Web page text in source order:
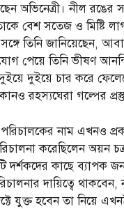
অভিনেত্রী। নীল রঙের
বেশ সতেজ ও মিষ্টি
তিনি জানিয়েছেন,
পেয়ে তিনি ভীষণ
দুইয়ে দুইয়ে চার করে
রহস্যঘেরা গল্পের
নাম এখনও
করেছিলেন অয়ন
দর্শকদের কাছে ব্যাপক
দায়িত্বে
যুক্ত হবেন তা নিয়ে